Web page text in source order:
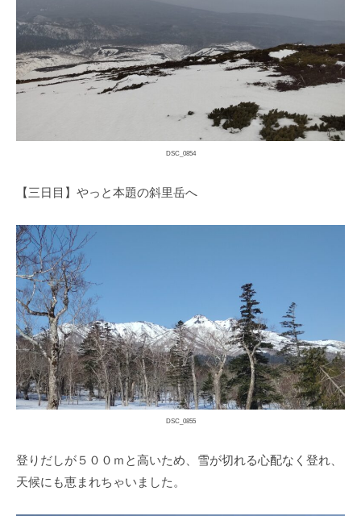
DSC_0854
【三日目】やっと本題の斜里岳へ
DSC_0855
登りだしが５００ｍと高いため、雪が切れる心配なく登れ、
天候にも恵まれちゃいました。